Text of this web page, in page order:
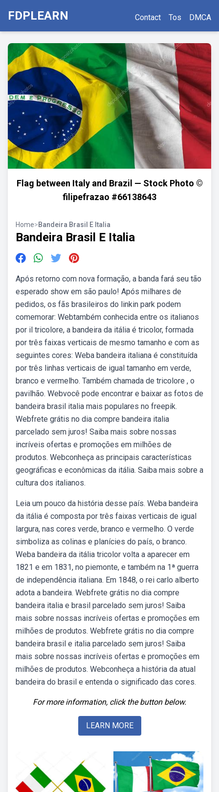
FDPLEARN Contact Tos DMCA
Flag between Italy and Brazil — Stock Photo ©
filipefrazao #66138643
Home>Bandeira Brasil E Italia
Bandeira Brasil E Italia
Após retorno com nova formação, a banda fará seu tão
esperado show em são paulo! Após milhares de
pedidos, os fãs brasileiros do linkin park podem
comemorar: Webtambém conhecida entre os italianos
por il tricolore, a bandeira da itália é tricolor, formada
por três faixas verticais de mesmo tamanho e com as
seguintes cores: Weba bandeira italiana é constituída
por três linhas verticais de igual tamanho em verde,
branco e vermelho. Também chamada de tricolore , o
pavilhão. Webvocê pode encontrar e baixar as fotos de
bandeira brasil italia mais populares no freepik.
Webfrete grátis no dia compre bandeira italia
parcelado sem juros! Saiba mais sobre nossas
incríveis ofertas e promoções em milhões de
produtos. Webconheça as principais características
geográficas e econômicas da itália. Saiba mais sobre a
cultura dos italianos.
Leia um pouco da história desse país. Weba bandeira
da itália é composta por três faixas verticais de igual
largura, nas cores verde, branco e vermelho. O verde
simboliza as colinas e planícies do país, o branco.
Weba bandeira da itália tricolor volta a aparecer em
1821 e em 1831, no piemonte, e também na 1ª guerra
de independência italiana. Em 1848, o rei carlo alberto
adota a bandeira. Webfrete grátis no dia compre
bandeira italia e brasil parcelado sem juros! Saiba
mais sobre nossas incríveis ofertas e promoções em
milhões de produtos. Webfrete grátis no dia compre
bandeira brasil e italia parcelado sem juros! Saiba
mais sobre nossas incríveis ofertas e promoções em
milhões de produtos. Webconheça a história da atual
bandeira do brasil e entenda o significado das cores.
For more information, click the button below.
LEARN MORE